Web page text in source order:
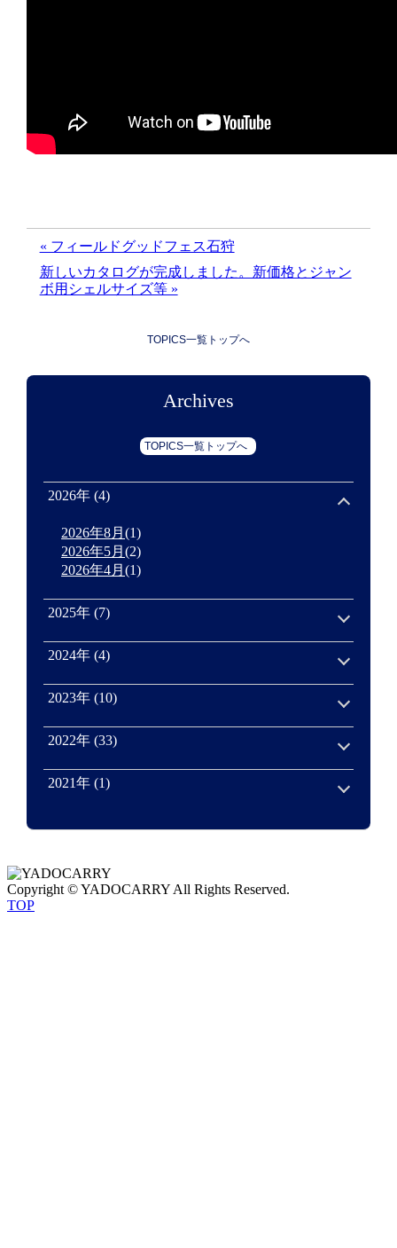
« フィールドグッドフェス石狩
新しいカタログが完成しました。新価格とジャン
ボ用シェルサイズ等 »
TOPICS一覧トップへ
Archives
TOPICS一覧トップへ
2026年 (4)
2026年8月(1)
2026年5月(2)
2026年4月(1)
2025年 (7)
2024年 (4)
2023年 (10)
2022年 (33)
2021年 (1)
Copyright © YADOCARRY All Rights Reserved.
TOP